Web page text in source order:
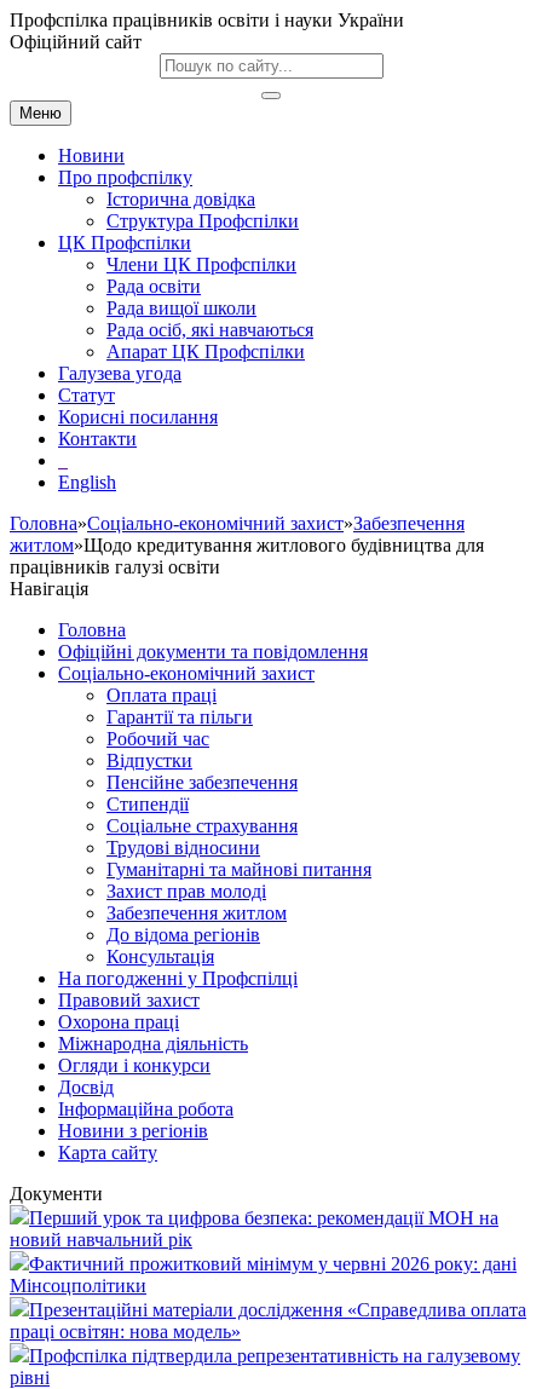
Профспілка працівників освіти і науки України
Офіційний сайт
Меню
Новини
Про профспілку
Історична довідка
Структура Профспілки
ЦК Профспілки
Члени ЦК Профспілки
Рада освіти
Рада вищої школи
Рада осіб, які навчаються
Апарат ЦК Профспілки
Галузева угода
Статут
Корисні посилання
Контакти
English
Головна»Соціально-економічний захист»Забезпечення
житлом»Щодо кредитування житлового будівництва для
працівників галузі освіти
Навігація
Головна
Офіційні документи та повідомлення
Соціально-економічний захист
Оплата праці
Гарантії та пільги
Робочий час
Відпустки
Пенсійне забезпечення
Стипендії
Соціальне страхування
Трудові відносини
Гуманітарні та майнові питання
Захист прав молоді
Забезпечення житлом
До відома регіонів
Консультація
На погодженні у Профспілці
Правовий захист
Охорона праці
Міжнародна діяльність
Огляди і конкурси
Досвід
Інформаційна робота
Новини з регіонів
Карта сайту
Документи
Перший урок та цифрова безпека: рекомендації МОН на
новий навчальний рік
Фактичний прожитковий мінімум у червні 2026 року: дані
Мінсоцполітики
Презентаційні матеріали дослідження «Справедлива оплата
праці освітян: нова модель»
Профспілка підтвердила репрезентативність на галузевому
рівні